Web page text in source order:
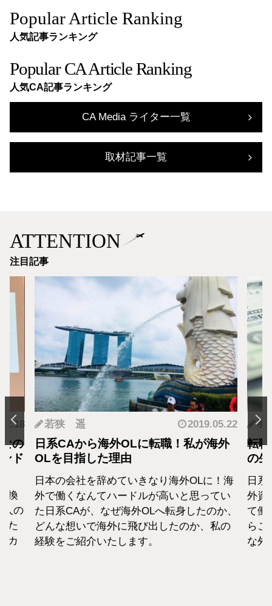
Popular Article Ranking
人気記事ランキング
Popular CA Article Ranking
人気CA記事ランキング
CA Media ライター一覧
取材記事一覧
ATTENTION
注目記事
の
ド
換
人の
た
カ
若狭 遥 2019.05.22
日系CAから海外OLに転職！私が海外
OLを目指した理由
日本の会社を辞めていきなり海外OLに！海
外で働くなんてハードルが高いと思ってい
た日系CAが、なぜ海外OLへ転身したのか、
どんな想いで海外に飛び出したのか、私の
経験をご紹介いたします。
羽
転
の
日
外資
て働
らこ
な外